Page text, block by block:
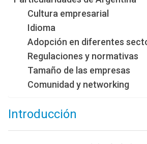
Cultura empresarial
Idioma
Adopción en diferentes
Regulaciones y normativas
Tamaño de las empresas
Comunidad y networking
Introducción